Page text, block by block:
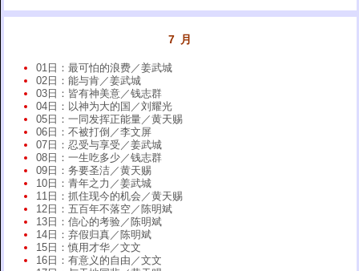
7 月
01日：最可怕的浪费／姜武城
02日：能与肯／姜武城
03日：皆有神美意／钱志群
04日：以神为大的国／刘耀光
05日：一同发挥正能量／黄天赐
06日：不被打倒／李文屏
07日：忍受与享受／姜武城
08日：一生吃多少／钱志群
09日：务要圣洁／黄天赐
10日：青年之力／姜武城
11日：抓住现今的机会／黄天赐
12日：五百年不落空／陈明斌
13日：信心的考验／陈明斌
14日：弃假归真／陈明斌
15日：慎用才华／文文
16日：有意义的自由／文文